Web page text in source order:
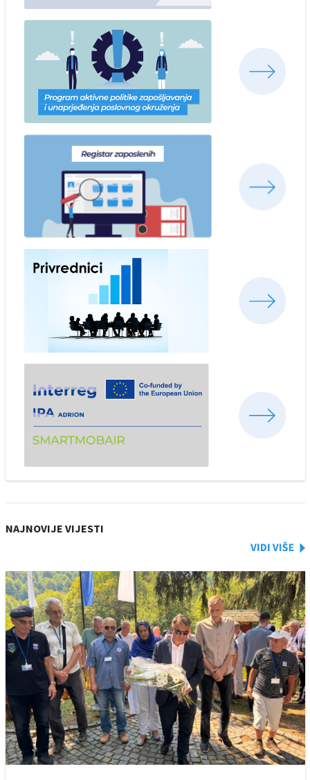
NAJNOVIJE VIJESTI